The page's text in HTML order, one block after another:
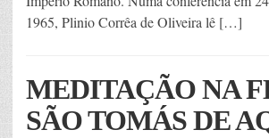
1965, Plinio Corrêa de Oliveira lê […]
MEDITAÇÃO NA
SÃO TOMÁS DE